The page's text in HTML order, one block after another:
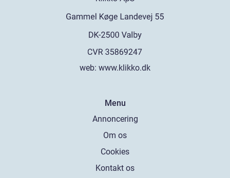
web: www.klikko.dk
Menu
Annoncering
Om os
Cookies
Kontakt os